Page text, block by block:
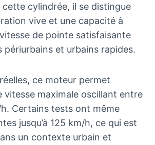
cylindrée, il se distingue
vive et une capacité à
de pointe satisfaisante
périurbains et urbains rapides.
ce moteur permet
vitesse maximale oscillant entre
Certains tests ont même
jusqu’à 125 km/h, ce qui est
un contexte urbain et